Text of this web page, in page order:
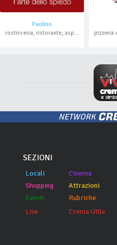
Paolino
rosticceria, ristorante, asporto, domicilio
NETWORK
SEZIONI
Locali
Shopping
Eventi
Live
Cinema
Attrazioni
Rubriche
Crema Utile